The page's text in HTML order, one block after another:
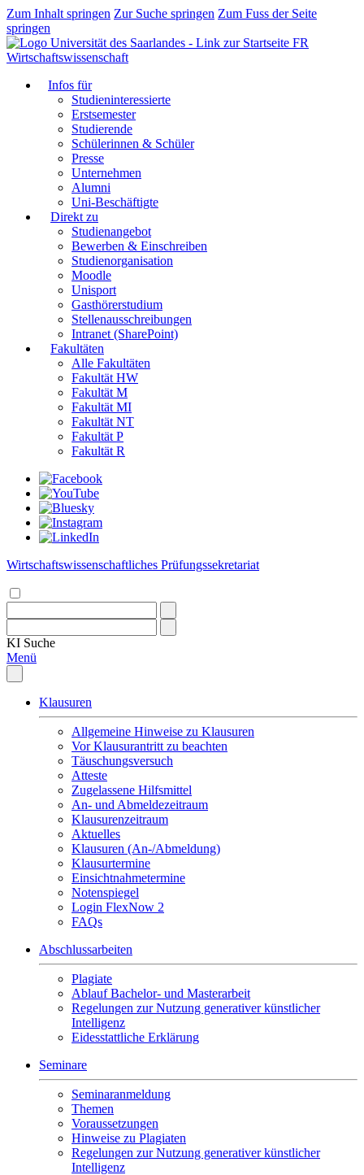
Zum Inhalt springen Zur Suche springen Zum Fuss der Seite
springen
FR
Wirtschaftswissenschaft
Infos für
Studieninteressierte
Erstsemester
Studierende
Schülerinnen & Schüler
Presse
Unternehmen
Alumni
Uni-Beschäftigte
Direkt zu
Studienangebot
Bewerben & Einschreiben
Studienorganisation
Moodle
Unisport
Gasthörerstudium
Stellenausschreibungen
Intranet (SharePoint)
Fakultäten
Alle Fakultäten
Fakultät HW
Fakultät M
Fakultät MI
Fakultät NT
Fakultät P
Fakultät R
Wirtschaftswissenschaftliches Prüfungssekretariat
KI Suche
Menü
Klausuren
Allgemeine Hinweise zu Klausuren
Vor Klausurantritt zu beachten
Täuschungsversuch
Atteste
Zugelassene Hilfsmittel
An- und Abmeldezeitraum
Klausurenzeitraum
Aktuelles
Klausuren (An-/Abmeldung)
Klausurtermine
Einsichtnahmetermine
Notenspiegel
Login FlexNow 2
FAQs
Abschlussarbeiten
Plagiate
Ablauf Bachelor- und Masterarbeit
Regelungen zur Nutzung generativer künstlicher
Intelligenz
Eidesstattliche Erklärung
Seminare
Seminaranmeldung
Themen
Voraussetzungen
Hinweise zu Plagiaten
Regelungen zur Nutzung generativer künstlicher
Intelligenz